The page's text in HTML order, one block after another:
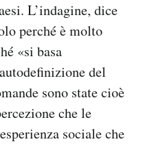
L’indagine, dice
perché è molto
«si basa
del
sono state cioè
che le
sociale che